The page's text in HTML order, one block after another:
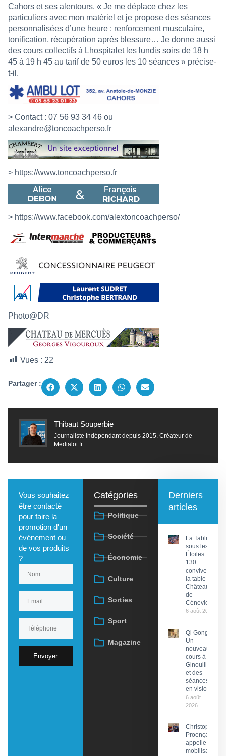
Cahors et ses alentours. « Je me déplace chez les
particuliers avec mon matériel et je propose des séances
personnalisées d’une heure : renforcement musculaire,
tonification, récupération après blessure… Je donne aussi
des cours collectifs à Lhospitalet les lundis soirs de 18 h
45 à 19 h 45 au tarif de 50 euros les 10 séances » précise-
t-il.
> Contact : 07 56 93 34 46 ou
alexandre@toncoachperso.fr
> https://www.toncoachperso.fr
> https://www.facebook.com/alextoncoachperso/
Photo@DR
Vues : 22
Partager :
Thibaut Souperbie
Journaliste indépendant depuis 2015. Créateur de
Medialot.fr
Vous souhaitez
être contacté
pour faire la
promotion d'un
événement ou
de vos produits
?
Envoyer
Catégories
Politique
Société
Économie
Culture
Sorties
Sport
Magazine
Derniers
articles
La Tablée
sous les
Étoiles :
130
convives à
la table du
Château
de
Cénevières
6 août 2026
Qi Gong :
Un
nouveau
cours à
Ginouillac
et des
séances
en visio
6 août
2026
Christophe
Proença
appelle à la
mobilisation